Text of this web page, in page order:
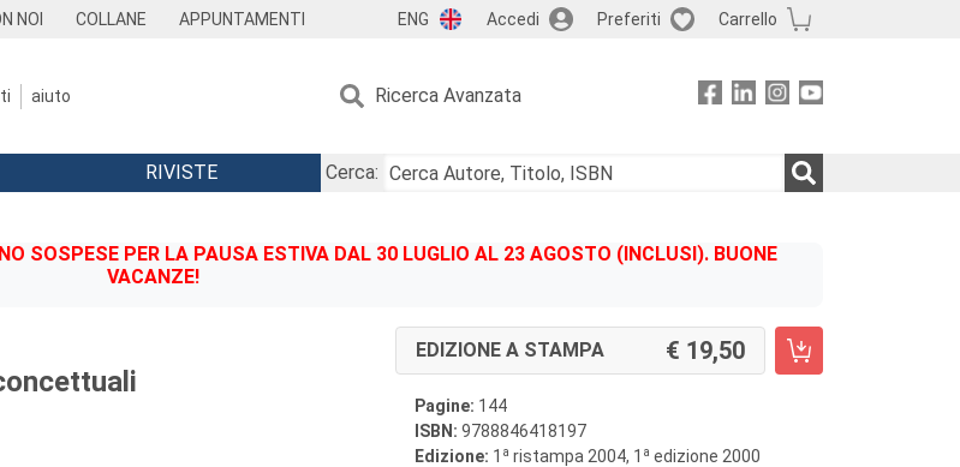
NOI COLLANE APPUNTAMENTI ENG Accedi Preferiti Carrello
aiuto Ricerca Avanzata
RIVISTE
Cerca:
SOSPESE PER LA PAUSA ESTIVA DAL 30 LUGLIO AL 23 AGOSTO (INCLUSI). BUONE
VACANZE!
EDIZIONE A STAMPA 19,50
Pagine: 144
ISBN: 9788846418197
Edizione: 1 a ristampa 2004, 1 a edizione 2000